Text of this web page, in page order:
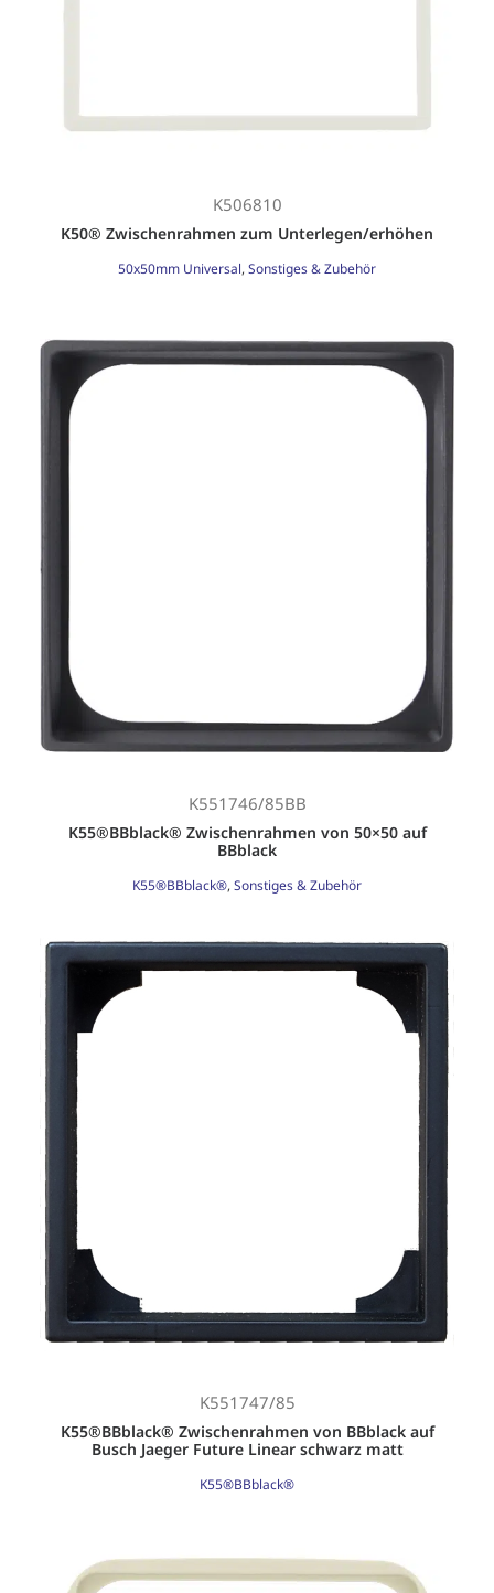
K506810
K50® Zwischenrahmen zum Unterlegen/erhöhen
50x50mm Universal, Sonstiges & Zubehör
K551746/85BB
K55®BBblack® Zwischenrahmen von 50×50 auf
BBblack
K55®BBblack®, Sonstiges & Zubehör
K551747/85
K55®BBblack® Zwischenrahmen von BBblack auf
Busch Jaeger Future Linear schwarz matt
K55®BBblack®